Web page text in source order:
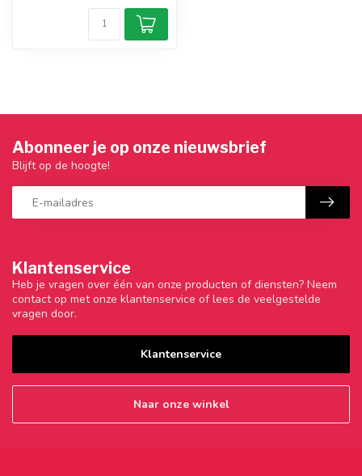
Klantenservice
Heb je vragen over één van onze producten of diensten? Neem
contact op met onze klantenservice of lees de veelgestelde
vragen door.
Klantenservice
Naar onze winkel
Abonneer je op onze nieuwsbrief
Blijft op de hoogte!